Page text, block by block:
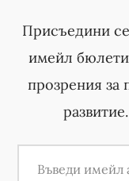
Присъедини
имейл
прозрения за